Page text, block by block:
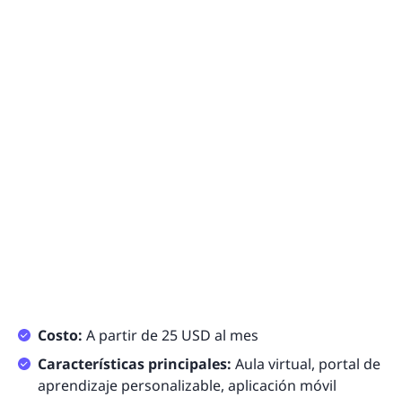
Costo: A partir de 25 USD al mes
Características principales: Aula virtual, portal de
aprendizaje personalizable, aplicación móvil